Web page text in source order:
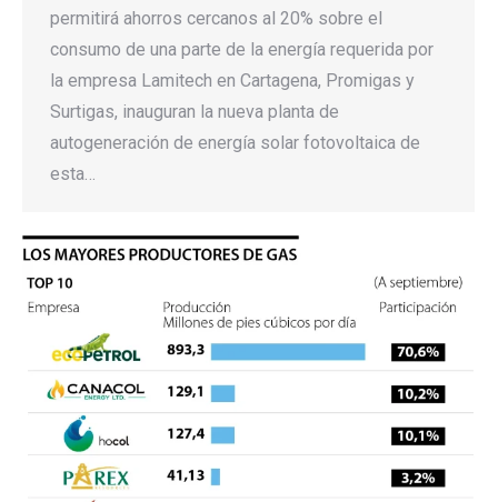
permitirá ahorros cercanos al 20% sobre el
consumo de una parte de la energía requerida por
la empresa Lamitech en Cartagena, Promigas y
Surtigas, inauguran la nueva planta de
autogeneración de energía solar fotovoltaica de
esta…